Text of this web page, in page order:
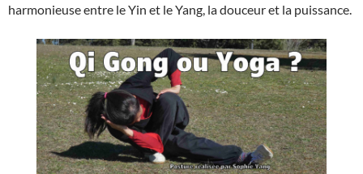
harmonieuse entre le Yin et le Yang, la douceur et la puissance.